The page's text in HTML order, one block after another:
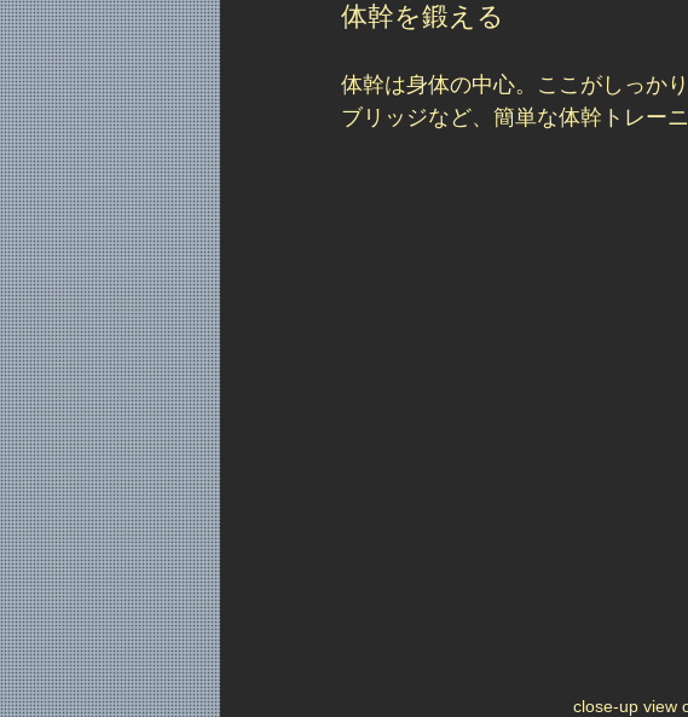
体幹を鍛える
体幹は身体の中心。ここがしっか
ブリッジなど、簡単な体幹トレー
close-up view